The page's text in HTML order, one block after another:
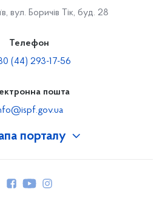
порталу
вул. Боричів Тік, буд. 28
Телефон
(44) 293-17-56
пошта